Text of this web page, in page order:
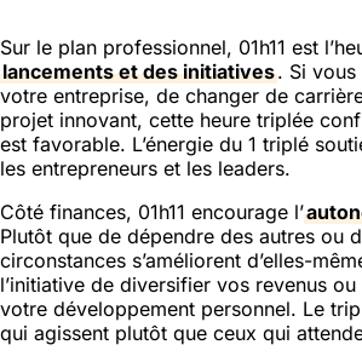
Sur le plan professionnel, 01h11 est
lancements et des initiatives. Si
votre entreprise, de changer de
projet innovant, cette heure triplée
est favorable. L’énergie du 1 triplé
les entrepreneurs et les leaders.
Côté finances, 01h11 encourage l’
Plutôt que de dépendre des autres ou
circonstances s’améliorent d’elles-
l’initiative de diversifier vos revenus ou
votre développement personnel. Le
qui agissent plutôt que ceux qui